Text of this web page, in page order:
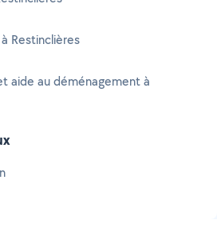
Restinclières
aide au déménagement à